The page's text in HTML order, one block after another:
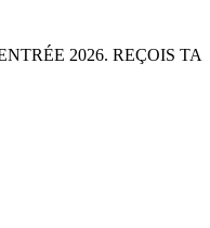
2026. REÇOIS TA